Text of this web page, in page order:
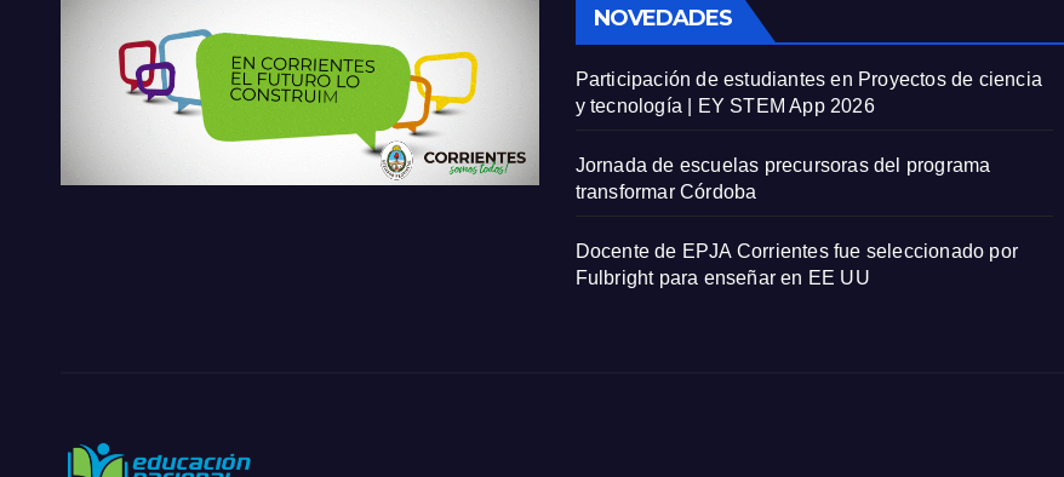
NOVEDADES
Participación de estudiantes en Proyectos de ciencia
y tecnología | EY STEM App 2026
Jornada de escuelas precursoras del programa
transformar Córdoba
Docente de EPJA Corrientes fue seleccionado por
Fulbright para enseñar en EE UU